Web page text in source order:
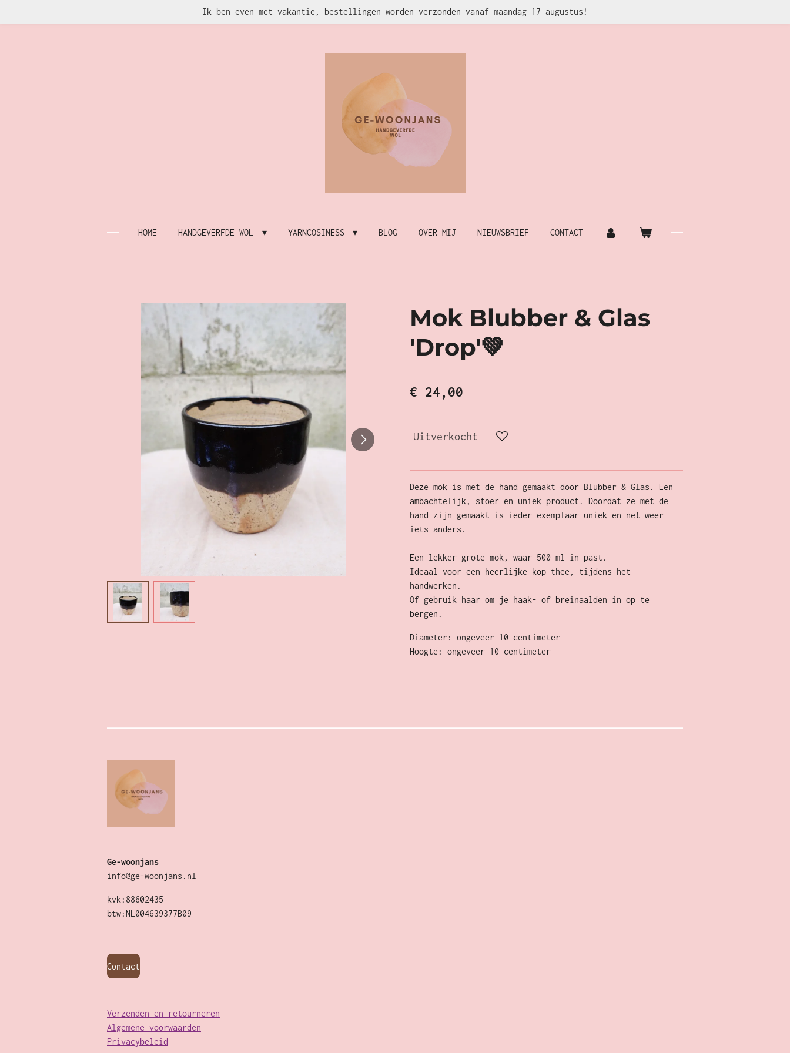
direct
Ik ben even met vakantie, bestellingen worden verzonden vanaf maandag 17 augustus!
HOME HANDGEVERFDE WOL YARNCOSINESS BLOG OVER MIJ NIEUWSBRIEF CONTACT
Mok Blubber & Glas
'Drop'💚
€ 24,00
Uitverkocht
Deze mok is met de hand gemaakt door Blubber & Glas. Een
ambachtelijk, stoer en uniek product. Doordat ze met de
hand zijn gemaakt is ieder exemplaar uniek en net weer
iets anders.
Een lekker grote mok, waar 500 ml in past.
Ideaal voor een heerlijke kop thee, tijdens het
handwerken.
Of gebruik haar om je haak- of breinaalden in op te
bergen.
Diameter: ongeveer 10 centimeter
Hoogte: ongeveer 10 centimeter
Ge-woonjans
info@ge-woonjans.nl
kvk:88602435
btw:NL004639377B09
Contact
Verzenden en retourneren
Algemene voorwaarden
Privacybeleid